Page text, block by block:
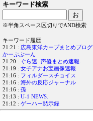
キーワード検索
※半角スペース区切りでAND検索
キーワード履歴
21:21 : 広島東洋カープまとめブログ |
かーぷぶーん
21:20 : ぐら速 -声優まとめ速報-
21:19 : 女子アナお宝画像速報
21:16 : フィルダースチョイス
21:16 : 海外の反応ジャーナル
21:16 : 孫
21:13 : U-1 NEWS.
21:12 : ゲーハー黙示録